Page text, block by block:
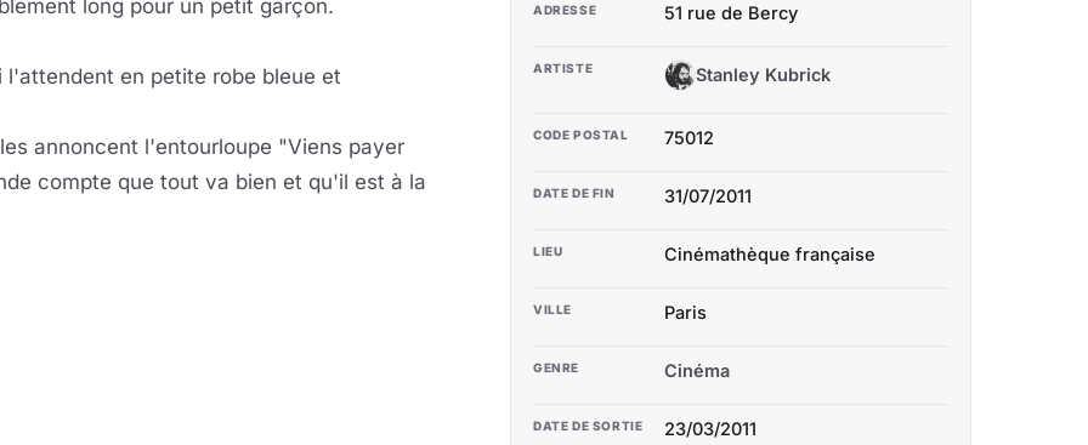
long pour un petit garçon.
en petite robe bleue et
annoncent l'entourloupe "Viens payer
compte que tout va bien et qu'il est à la
ADRESSE 51 rue de Bercy
ARTISTE SK Stanley Kubrick
CODE POSTAL 75012
DATE DE FIN 31/07/2011
LIEU Cinémathèque française
VILLE Paris
GENRE Cinéma
DATE DE SORTIE 23/03/2011